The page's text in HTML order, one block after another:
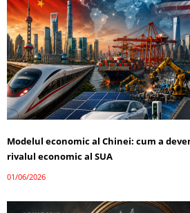
Modelul economic al Chinei: cum a
rivalul economic al SUA
01/06/2026